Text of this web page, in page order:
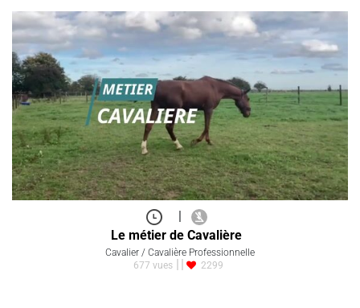
Le métier de Cavalière
Cavalier / Cavalière Professionnelle
677 vues
2299